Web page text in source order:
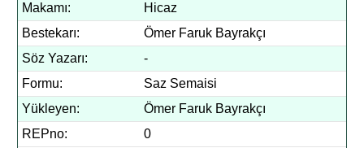
Makamı:
Hicaz
Bestekarı:
Ömer Faruk Bayrakçı
Söz Yazarı:
-
Formu:
Saz Semaisi
Yükleyen:
Ömer Faruk Bayrakçı
REPno:
0